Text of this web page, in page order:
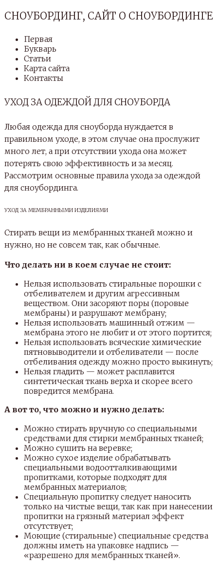
СНОУБОРДИНГ, САЙТ О СНОУБОРДИНГЕ
Первая
Букварь
Статьи
Карта сайта
Контакты
УХОД ЗА ОДЕЖДОЙ ДЛЯ СНОУБОРДА
Любая одежда для сноуборда нуждается в
правильном уходе, в этом случае она прослужит
много лет, а при отсутствии ухода она может
потерять свою эффективность и за месяц.
Рассмотрим основные правила ухода за одеждой
для сноубординга.
УХОД ЗА МЕМБРАННЫМИ ИЗДЕЛИЯМИ
Стирать вещи из мембранных тканей можно и
нужно, но не совсем так, как обычные.
Что делать ни в коем случае не стоит:
Нельзя использовать стиральные порошки с
отбеливателем и другим агрессивным
веществом. Они засоряют поры (поровые
мембраны) и разрушают мембрану;
Нельзя использовать машинный отжим —
мембрана этого не любит и от этого портится;
Нельзя использовать всяческие химические
пятновыводители и отбеливатели — после
отбеливания одежду можно просто выкинуть;
Нельзя гладить — может расплавится
синтетическая ткань верха и скорее всего
повредится мембрана.
А вот то, что можно и нужно делать:
Можно стирать вручную со специальными
средствами для стирки мембранных тканей;
Можно сушить на веревке;
Можно сухое изделие обрабатывать
специальными водоотталкивающими
пропитками, которые подходят для
мембранных материалов;
Специальную пропитку следует наносить
только на чистые вещи, так как при нанесении
пропитки на грязный материал эффект
отсутствует;
Моющие (стиральные) специальные средства
должны иметь на упаковке надпись —
«разрешено для мембранных тканей».